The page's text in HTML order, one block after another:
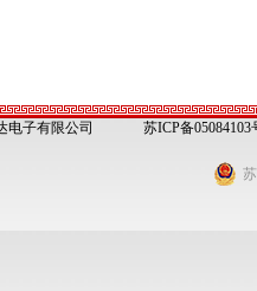
子有限公司 苏ICP备05084103